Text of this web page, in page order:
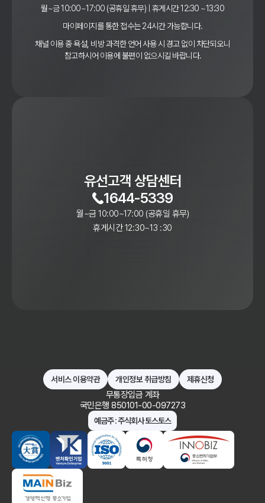
월~금 10:00~17:00 (공휴일 휴무) | 휴게시간 12:30 ~13:30
마이페이지를 통한 접수는 24시간 가능합니다.
채널 이용 중 욕설, 비방 과격한 언어 사용 시 경고 없이 차단되오니
참고하시어 이용에 불편이 없으시길 바랍니다.
유선고객 상담센터
1644-5339
월~금 10:00~17:00 (공휴일 휴무)
휴게시간 12:30~13 :30
서비스 이용약관 개인정보 취급방침 제휴신청
무통장입금 계좌
국민은행 850101-00-097273
예금주 : 주식회사 토스토스